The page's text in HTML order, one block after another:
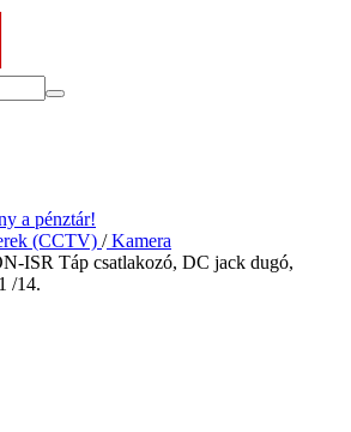
a pénztár!
(CCTV) /Kamera
ISR Táp csatlakozó, DC jack dugó,
/14.